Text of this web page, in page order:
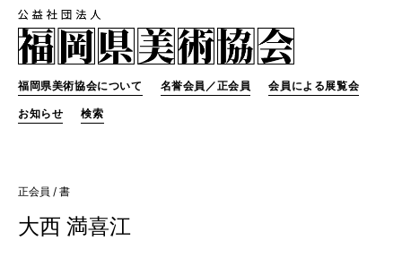
福岡県美術協会について 名誉会員／正会員 会員による展覧会
お知らせ 検索
正会員 / 書
大西 満喜江